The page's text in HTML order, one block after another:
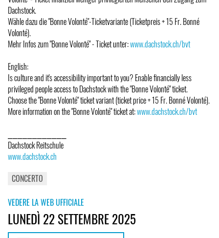
Dachstock.
Wähle dazu die "Bonne Volonté"-Ticketvariante (Ticketpreis + 15 Fr. Bonné
Volonté).
Mehr Infos zum "Bonne Volonté" - Ticket unter:www.dachstock.ch/bvt
English:
Is culture and it's accessibility important to you? Enable financially less
privileged people access to Dachstock with the "Bonne Volonté" ticket.
Choose the "Bonne Volonté" ticket variant (ticket price + 15 Fr. Bonné Volonté).
More information on the "Bonne Volonté" ticket at:www.dachstock.ch/bvt
Dachstock Reitschule
www.dachstock.ch
CONCERTO
VEDERE LA WEB UFFICIALE
LUNEDÌ 22 SETTEMBRE 2025